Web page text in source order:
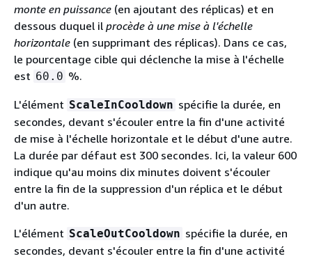
monte en puissance (en ajoutant des réplicas) et en
dessous duquel il procède à une mise à l'échelle
horizontale (en supprimant des réplicas). Dans ce cas,
le pourcentage cible qui déclenche la mise à l'échelle
est 60.0 %.
L'élément ScaleInCooldown spécifie la durée, en
secondes, devant s'écouler entre la fin d'une activité
de mise à l'échelle horizontale et le début d'une autre.
La durée par défaut est 300 secondes. Ici, la valeur 600
indique qu'au moins dix minutes doivent s'écouler
entre la fin de la suppression d'un réplica et le début
d'un autre.
L'élément ScaleOutCooldown spécifie la durée, en
secondes, devant s'écouler entre la fin d'une activité